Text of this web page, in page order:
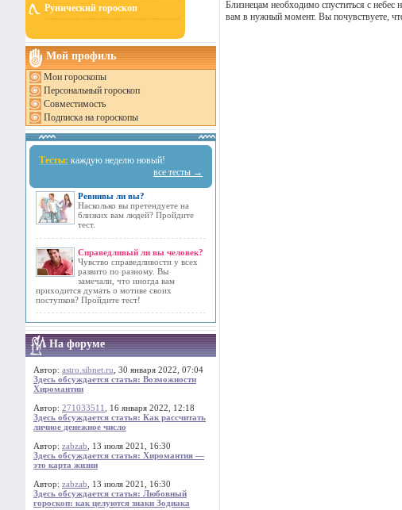
Рунический гороскоп
Мой профиль
Мои гороскопы
Персональный гороскоп
Совместимость
Подписка на гороскопы
Тесты: каждую неделю новый!
все тесты →
Ревнивы ли вы?
Насколько вы претендуете на
близких вам людей? Пройдите
тест.
Справедливый ли вы человек?
Чувство справедливости у всех
развито по разному. Вы
замечали, что иногда вам
приходится думать о мотиве своих
поступков? Пройдите тест!
На форуме
Автор: astro.sibnet.ru , 30 января 2022, 07:04
Здесь обсуждается статья: Возможности
Хиромантии
Автор: 271033511
, 16 января 2022, 12:18
Здесь обсуждается статья: Как рассчитать
личное денежное число
Автор: zabzab , 13 июля 2021, 16:30
Здесь обсуждается статья: Хиромантия —
это карта жизни
Автор: zabzab , 13 июля 2021, 16:30
Здесь обсуждается статья: Любовный
гороскоп: как целуются знаки Зодиака
Близнецам необходимо спуститься с
вам в нужный момент. Вы почувствуете,